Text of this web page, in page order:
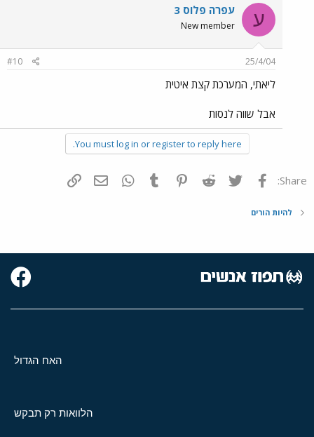
ע עפרה פלוס 3
New member
25/4/04
#10
ליאתי, המערכת קצת איטית
אבל שווה לנסות
You must log in or register to reply here.
Share: פייסבוק Twitter
Reddit
Pinterest
Tumblr
WhatsAppדואר אלקטרוני
להיות הורים
האח הגדול
הלוואות רק תבקש